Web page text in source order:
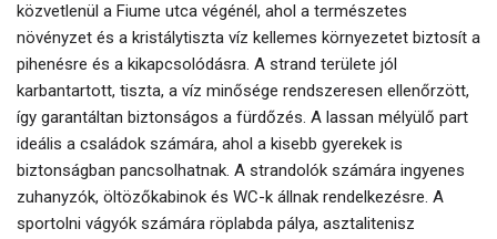
közvetlenül a Fiume utca végénél, ahol a természetes
növényzet és a kristálytiszta víz kellemes környezetet biztosít a
pihenésre és a kikapcsolódásra. A strand területe jól
karbantartott, tiszta, a víz minősége rendszeresen ellenőrzött,
így garantáltan biztonságos a fürdőzés. A lassan mélyülő part
ideális a családok számára, ahol a kisebb gyerekek is
biztonságban pancsolhatnak. A strandolók számára ingyenes
zuhanyzók, öltözőkabinok és WC-k állnak rendelkezésre. A
sportolni vágyók számára röplabda pálya, asztalitenisz